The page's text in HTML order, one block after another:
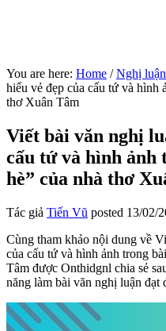
You are here: Home / Nghị
hiểu vẻ đẹp của cấu tứ và hình
thơ Xuân Tâm
Viết bài văn nghị
cấu tứ và hình ảnh
hè” của nhà thơ
Tác giả Tiến Vũ posted 13/02/
Cùng tham khảo nội dung về
của cấu tứ và hình ảnh trong
Tâm được Onthidgnl chia sẻ
năng làm bài văn nghị luận đạt